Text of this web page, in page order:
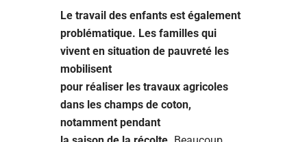
Le travail des enfants est également
problématique. Les familles qui
vivent en situation de pauvreté les
mobilisent
pour réaliser les travaux agricoles
dans les champs de coton,
notamment pendant